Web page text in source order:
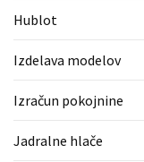
(1)
Izračun
(1)
Hublot
Izdelava modelov
Izračun pokojnine
Jadralne hlače